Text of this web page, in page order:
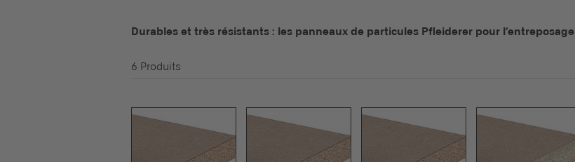
Durables et très résistants : les panneaux de particules Pfleiderer pour l‘entreposage
6 Produits